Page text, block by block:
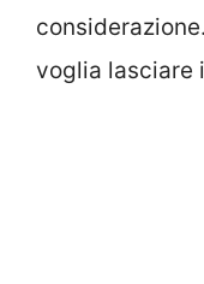
voglia lasciare